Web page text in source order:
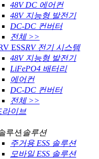
48V DC 에어컨
48V 지능형 발전기
DC-DC 컨버터
전체 >>
RV 전기 시스템
48V 지능형 발전기
LiFePO4 배터리
에어컨
DC-DC 컨버터
전체 >>
라이브
솔루션
주거용 ESS 솔루션
모바일 ESS 솔루션